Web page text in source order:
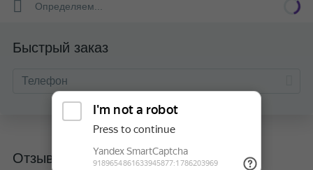
Определяем...
Быстрый заказ
Отзывы